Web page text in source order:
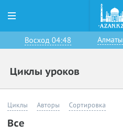
Восход 04:48 Алматы
Циклы уроков
Циклы Авторы Сортировка
Все